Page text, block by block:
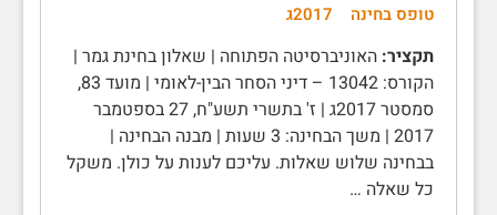
טופס בחינה 2017ג
תקציר: האוניברסיטה הפתוחה | שאלון בחינת גמר |
הקורס: 13042 – דיני הסחר הבין-לאומי | מועד 83,
סמסטר 2017ג | ז' בתשרי תשע"ח, 27 בספטמבר
2017 | משך הבחינה: 3 שעות | מבנה הבחינה |
בבחינה שלוש שאלות. עליכם לענות על כולן. משקל
כל שאלה …